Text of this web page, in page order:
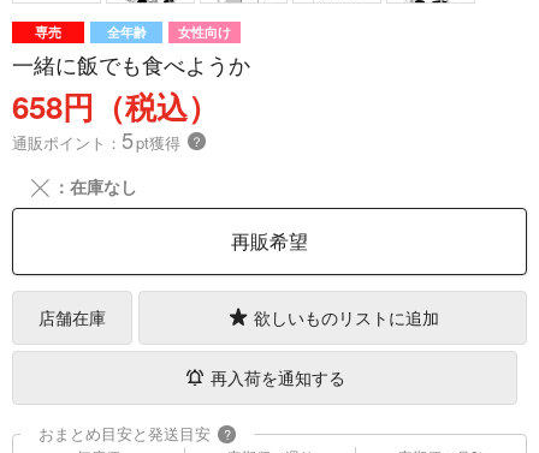
専売 全年齢 女性向け
一緒に飯でも食べようか
658円（税込）
通販ポイント： 5pt獲得 ？
╳ ：在庫なし
再販希望
店舗在庫 欲しいものリストに追加
再入荷を通知する
おまとめ目安と発送目安 ?